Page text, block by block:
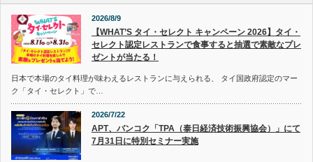
2026/8/9
【WHAT’S タイ・セレクト キャンペーン 2026】タイ・
セレクト認定レストランで食事すると抽選で素敵なプレ
ゼントが当たる！
日本で本場のタイ料理が味わえるレストランに与えられる、 タイ国政府認定のマー
ク「タイ・セレクト」で…
2026/7/22
APT、バンコク「TPA（泰日経済技術振興協会）」にて
7月31日に特別セミナー実施